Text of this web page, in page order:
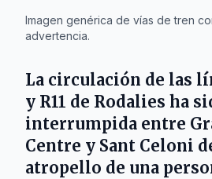
Imagen genérica de vías de tren
advertencia.
La circulación de las
y R11 de Rodalies ha
interrumpida entre
Centre y Sant Celoni
atropello de una